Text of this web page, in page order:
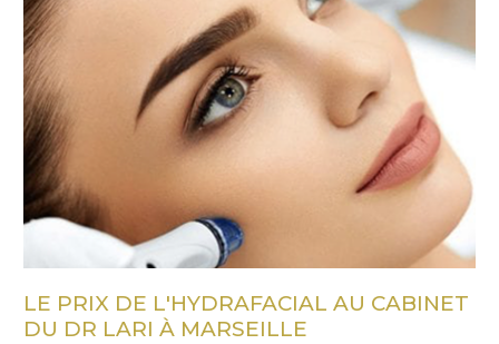
LE PRIX DE L'HYDRAFACIAL AU CABINET
DU DR LARI À MARSEILLE